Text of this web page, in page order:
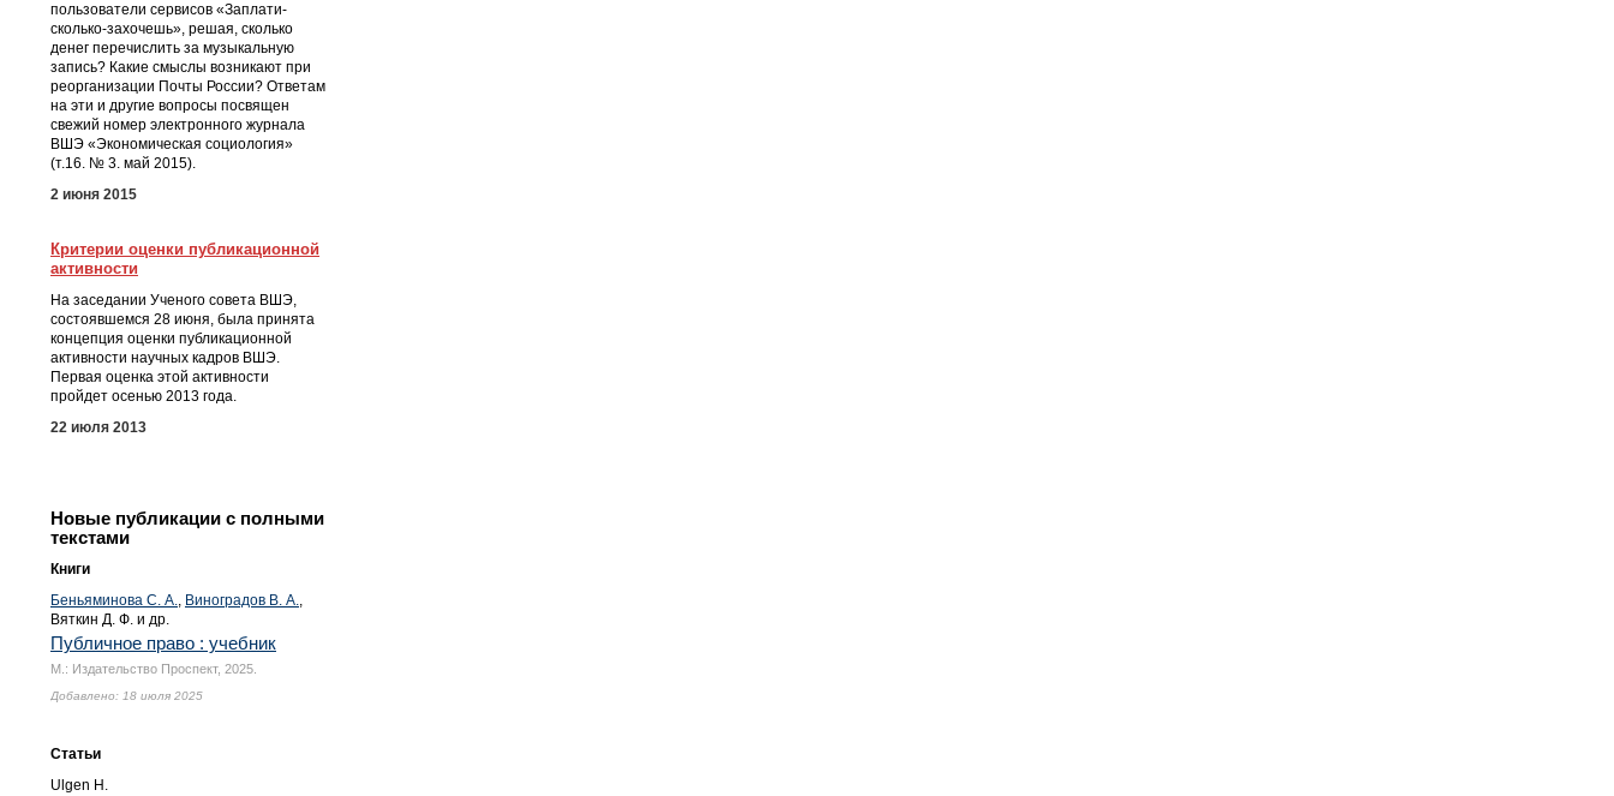
пользователи сервисов «Заплати-
сколько-захочешь», решая, сколько
денег перечислить за музыкальную
запись? Какие смыслы возникают при
реорганизации Почты России? Ответам
на эти и другие вопросы посвящен
свежий номер электронного журнала
ВШЭ «Экономическая социология»
(т.16. № 3. май 2015).
2 июня 2015
Критерии оценки публикационной
активности
На заседании Ученого совета ВШЭ,
состоявшемся 28 июня, была принята
концепция оценки публикационной
активности научных кадров ВШЭ.
Первая оценка этой активности
пройдет осенью 2013 года.
22 июля 2013
Новые публикации с полными
текстами
Книги
Беньяминова С. А., Виноградов В. А.,
Вяткин Д. Ф. и др.
Публичное право : учебник
М.: Издательство Проспект, 2025.
Добавлено: 18 июля 2025
Статьи
Ulgen H.